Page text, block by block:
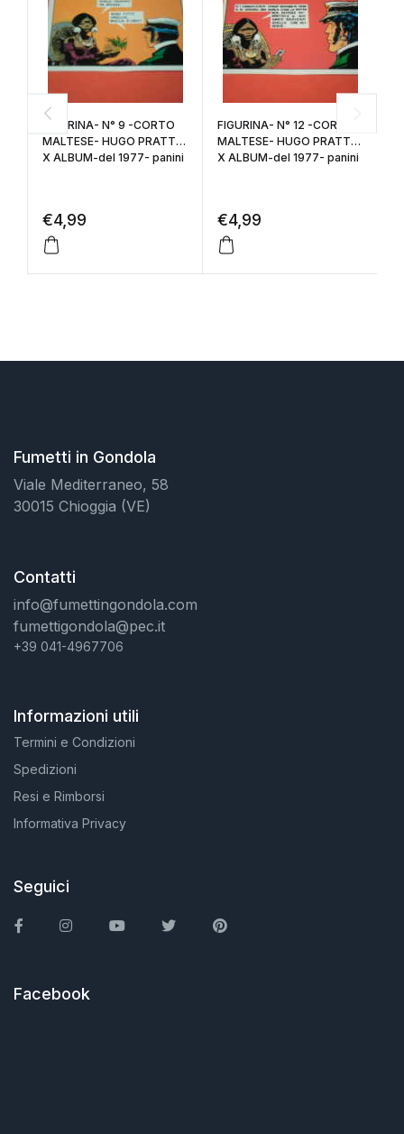
FIGURINA- N° 9 -CORTO
MALTESE- HUGO PRATT-
X ALBUM-del 1977- panini
€4,99
FIGURINA- N° 12 -CORTO
MALTESE- HUGO PRATT-
X ALBUM-del 1977- panini
€4,99
Fumetti in Gondola
Viale Mediterraneo, 58
30015 Chioggia (VE)
Contatti
info@fumettingondola.com
fumettigondola@pec.it
+39 041-4967706
Informazioni utili
Termini e Condizioni
Spedizioni
Resi e Rimborsi
Informativa Privacy
Seguici
FacebookInstagramYou TubeTwitter Pinterest
Facebook